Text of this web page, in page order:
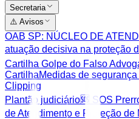
Secretaria
⚠️ Avisos
OAB SP: NÚCLEO DE
atuação decisiva na proteção
Cartilha Golpe do Falso
CartilhaMedidas de
Clipping
Plantão judiciário🆘 SOS
de Atendimento e Proteção de